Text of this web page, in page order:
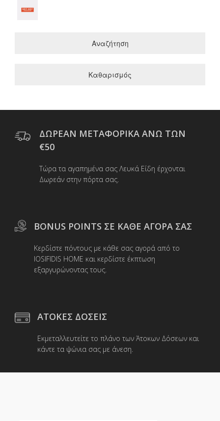
Αναζήτηση
Καθαρισμός
ΔΩΡΕΑΝ ΜΕΤΑΦΟΡΙΚΑ ΑΝΩ ΤΩΝ
€50
Τώρα τα αγαπημένα σας Λευκά Είδη έρχονται
Δωρεάν στην πόρτα σας.
BONUS POINTS ΣΕ ΚΑΘΕ ΑΓΟΡΑ ΣΑΣ
Κερδίστε πόντους με κάθε σας αγορά από το
IOSIFIDIS HOME και κερδίστε έκπτωση
εξαργυρώνοντας τους.
ΑΤΟΚΕΣ ΔΟΣΕΙΣ
Εκμεταλλευτείτε το πλάνο των Άτοκων Δόσεων και
κάντε τα ψώνια σας με άνεση.